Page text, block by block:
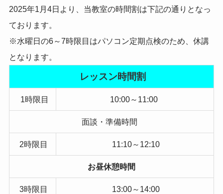
2025年1月4日より、当教室の時間割は下記の通りとなっ
ております。
※水曜日の6～7時限目はパソコン定期点検のため、休講
となります。
レッスン時間割
1時限目 10:00～11:00
面談・準備時間
2時限目 11:10～12:10
お昼休憩時間
3時限目 13:00～14:00